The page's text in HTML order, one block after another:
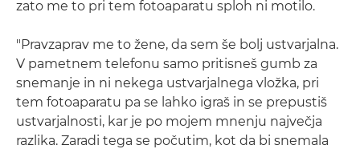
zato me to pri tem fotoaparatu sploh ni motilo.
"Pravzaprav me to žene, da sem še bolj ustvarjalna.
V pametnem telefonu samo pritisneš gumb za
snemanje in ni nekega ustvarjalnega vložka, pri
tem fotoaparatu pa se lahko igraš in se prepustiš
ustvarjalnosti, kar je po mojem mnenju največja
razlika. Zaradi tega se počutim, kot da bi snemala